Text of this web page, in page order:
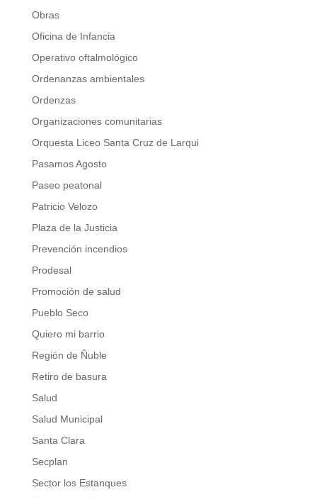
Obras
Oficina de Infancia
Operativo oftalmológico
Ordenanzas ambientales
Ordenzas
Organizaciones comunitarias
Orquesta Liceo Santa Cruz de Larqui
Pasamos Agosto
Paseo peatonal
Patricio Velozo
Plaza de la Justicia
Prevención incendios
Prodesal
Promoción de salud
Pueblo Seco
Quiero mi barrio
Región de Ñuble
Retiro de basura
Salud
Salud Municipal
Santa Clara
Secplan
Sector los Estanques